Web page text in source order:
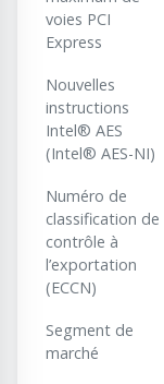
voies PCI
Express
Nouvelles
instructions
Intel® AES
(Intel® AES-NI)
Numéro de
classification de
contrôle à
l’exportation
(ECCN)
Segment de
marché